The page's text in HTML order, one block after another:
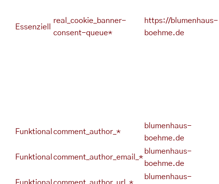
Essenziell
real_cookie_banner-
consent-queue*
https://blumenhaus-
boehme.de
Funktional comment_author_*
blumenhaus-
boehme.de
Funktional comment_author_email_*
blumenhaus-
boehme.de
blumenhaus-